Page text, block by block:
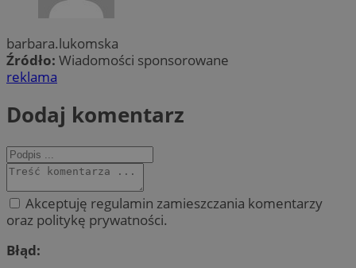
barbara.lukomska
Źródło: Wiadomości sponsorowane
reklama
Dodaj komentarz
Akceptuję regulamin zamieszczania komentarzy
oraz politykę prywatności.
Błąd: